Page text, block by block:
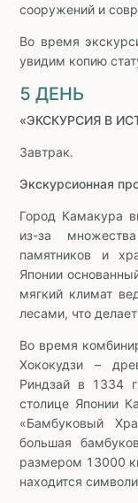
сооружений и
Во время
увидим копию
5 ДЕНЬ
«ЭКСКУРСИЯ В
Завтрак.
Экскурсионная
Город Камакура
из-за
памятников и
Японии
мягкий климат
лесами, что
Во время
Хококудзи –
Риндзай в 1334
столице Японии
«Бамбуковый
большая
размером 13000
находится